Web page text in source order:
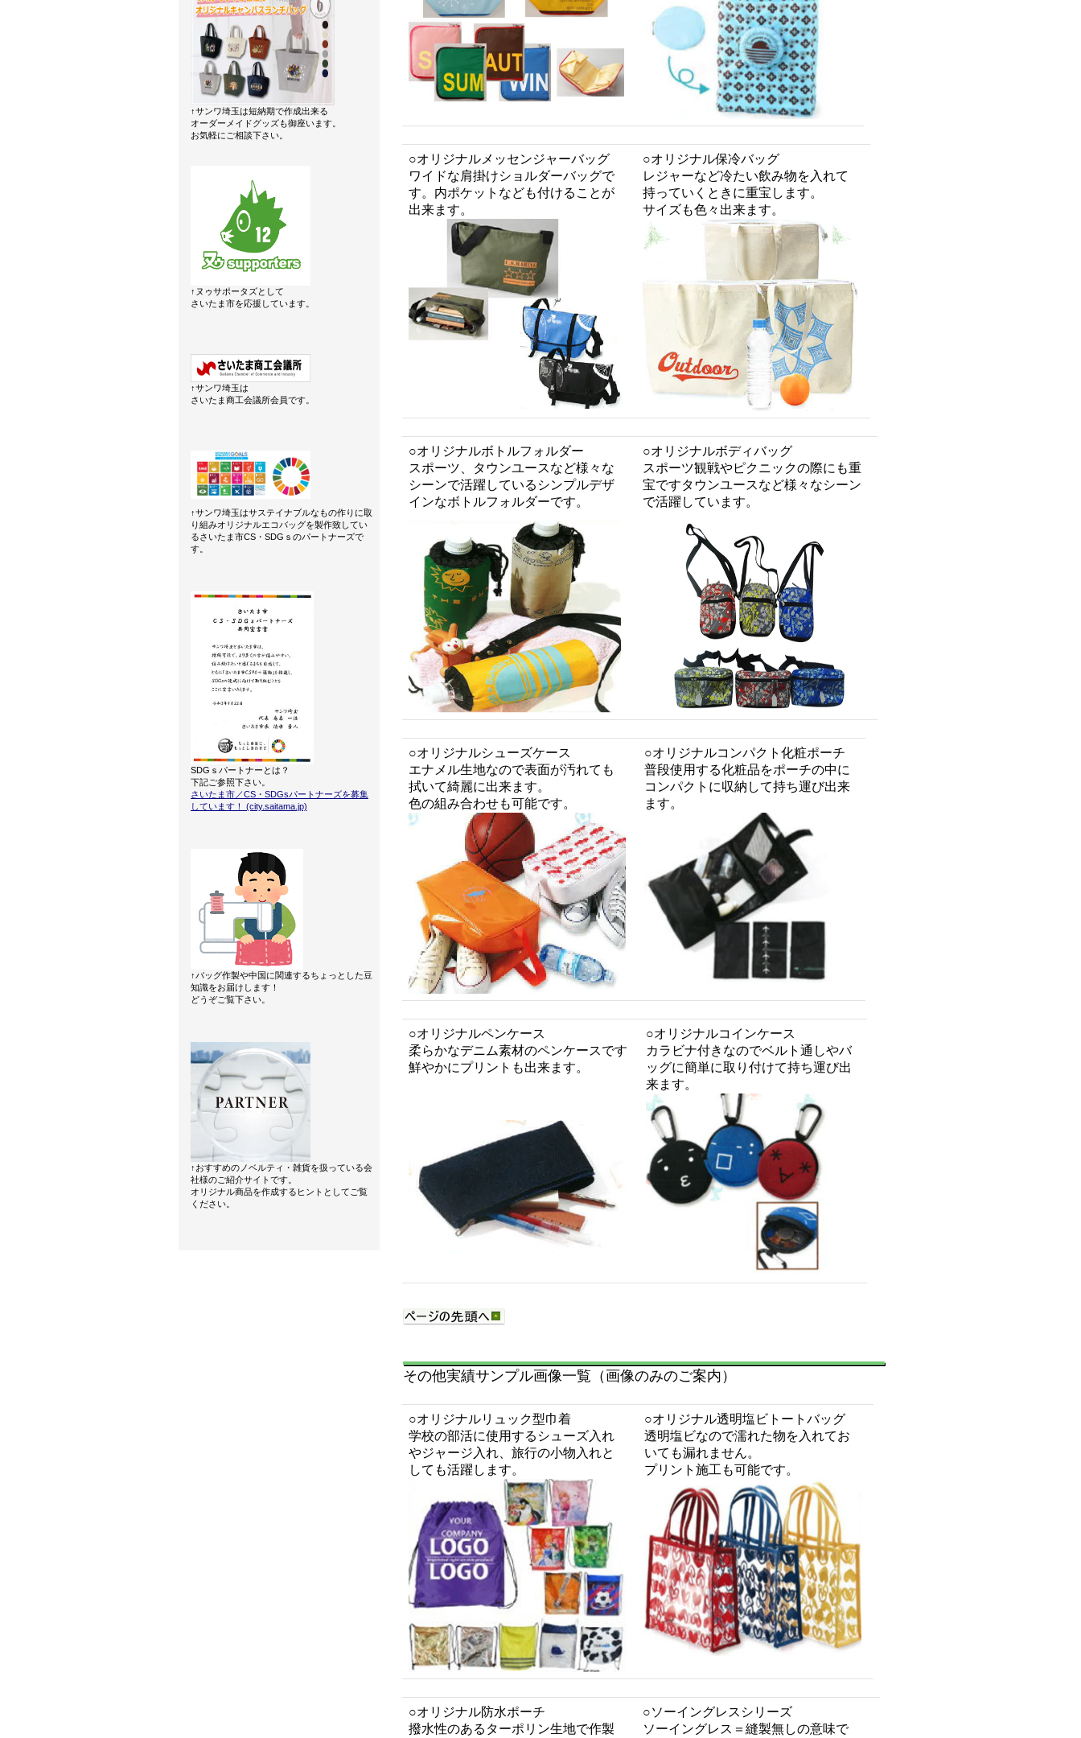
○オリジナルメッセンジャーバッグ
ワイドな肩掛けショルダーバッグで
す。内ポケットなども付けることが
出来ます。
○オリジナル保冷バッグ
レジャーなど冷たい飲み物を入れて
持っていくときに重宝します。
サイズも色々出来ます。
○オリジナルボトルフォルダー
スポーツ、タウンユースなど様々な
シーンで活躍しているシンプルデザ
インなボトルフォルダーです。
○オリジナルボディバッグ
スポーツ観戦やピクニックの際にも重
宝ですタウンユースなど様々なシーン
で活躍しています。
○オリジナルシューズケース
エナメル生地なので表面が汚れても
拭いて綺麗に出来ます。
色の組み合わせも可能です。
○オリジナルコンパクト化粧ポーチ
普段使用する化粧品をポーチの中に
コンパクトに収納して持ち運び出来
ます。
○オリジナルペンケース
柔らかなデニム素材のペンケースです
鮮やかにプリントも出来ます。
○オリジナルコインケース
カラビナ付きなのでベルト通しやバ
ッグに簡単に取り付けて持ち運び出
来ます。
その他実績サンプル画像一覧（画像のみのご案内）
○オリジナルリュック型巾着
学校の部活に使用するシューズ入れ
やジャージ入れ、旅行の小物入れと
しても活躍します。
○オリジナル透明塩ビトートバッグ
透明塩ビなので濡れた物を入れてお
いても漏れません。
プリント施工も可能です。
○オリジナル防水ポーチ
撥水性のあるターポリン生地で作製
○ソーイングレスシリーズ
ソーイングレス＝縫製無しの意味で
↑サンワ埼玉は短納期で作成出来る
オーダーメイドグッズも御座います。
お気軽にご相談下さい。
↑ヌゥサポータズとして
さいたま市を応援しています。
↑サンワ埼玉は
さいたま商工会議所会員です。
↑サンワ埼玉はサステイナブルなもの作りに取
り組みオリジナルエコバッグを製作致してい
るさいたま市CS・SDGｓのパートナーズで
す。
SDGｓパートナーとは？
下記ご参照下さい。
さいたま市／CS・SDGsパートナーズを募集
しています！ (city.saitama.jp)
↑バッグ作製や中国に関連するちょっとした豆
知識をお届けします！
どうぞご覧下さい。
↑おすすめのノベルティ・雑貨を扱っている会
社様のご紹介サイトです。
オリジナル商品を作成するヒントとしてご覧
ください。